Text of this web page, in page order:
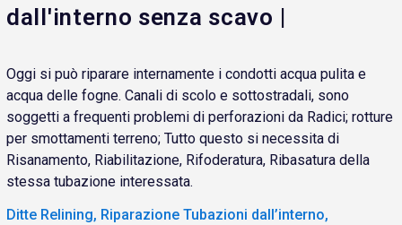
dall'interno senza scavo |
Oggi si può riparare internamente i condotti acqua pulita e
acqua delle fogne. Canali di scolo e sottostradali, sono
soggetti a frequenti problemi di perforazioni da Radici; rotture
per smottamenti terreno; Tutto questo si necessita di
Risanamento, Riabilitazione, Rifoderatura, Ribasatura della
stessa tubazione interessata.
Ditte Relining, Riparazione Tubazioni dall’interno,